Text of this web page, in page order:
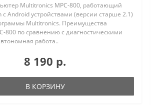
Multitronics MPC-800, работающий
с Android устройствами (версии старше 2.1)
Multitronics. Преимущества
800 по сравнению с диагностическими
работа..
8 190 р.
В КОРЗИНУ